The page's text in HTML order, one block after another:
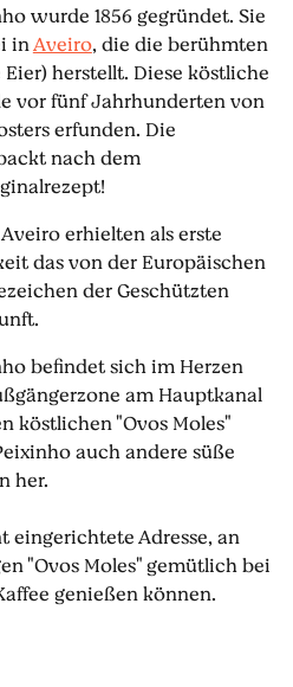
wurde 1856 gegründet. Sie
inAveiro, die die berühmten
Eier) herstellt. Diese köstliche
vor fünf Jahrhunderten von
erfunden. Die
nach dem
erhielten als erste
das von der Europäischen
der Geschützten
befindet sich im Herzen
am Hauptkanal
köstlichen "Ovos Moles"
auch andere süße
her.
eingerichtete Adresse, an
"Ovos Moles" gemütlich bei
genießen können.